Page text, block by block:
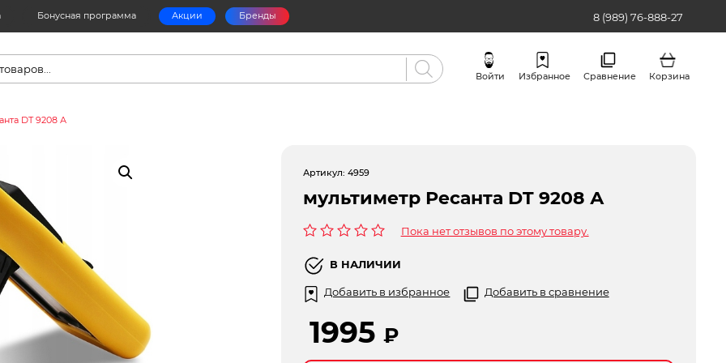
Бонусная программа Акции Бренды 8 (989) 76-888-27
Войти Избранное Сравнение Корзина
DT 9208 А
Артикул:4959
мультиметр Ресанта DT 9208 А
0
из
5
Пока нет отзывов по этому товару.
В НАЛИЧИИ
Добавить в избранное Добавить в сравнение
1995 ₽